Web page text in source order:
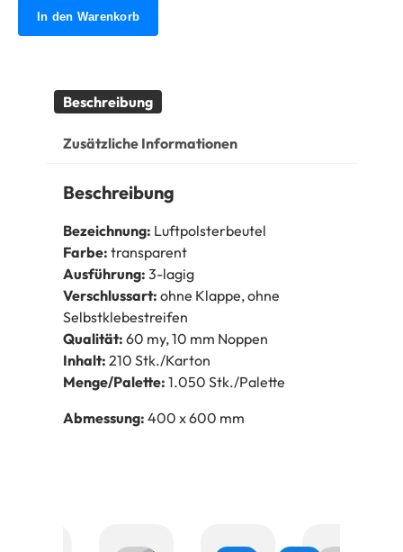
In den Warenkorb
Beschreibung
Zusätzliche Informationen
Beschreibung
Bezeichnung: Luftpolsterbeutel
Farbe: transparent
Ausführung: 3-lagig
Verschlussart: ohne Klappe, ohne
Selbstklebestreifen
Qualität: 60 my, 10 mm Noppen
Inhalt: 210 Stk./Karton
Menge/Palette: 1.050 Stk./Palette
Abmessung: 400 x 600 mm